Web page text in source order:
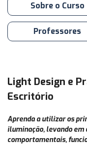
Sobre o Curso
Professores
Light Design e
Escritório
Aprenda a utilizar os
iluminação, levando em
comportamentais,